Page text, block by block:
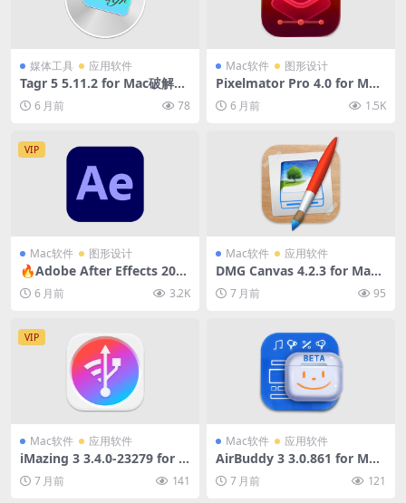
媒体工具 应用软件
Tagr 5 5.11.2 for Mac破解版
(音乐标签管理和编辑软件)
6 月前 78
Mac软件 图形设计
Pixelmator Pro 4.0 for Mac
破解版 (图片处理编辑软件)
6 月前 1.5K
VIP
Mac软件 图形设计
🔥Adobe After Effects 202
6.0.0 for Mac中文破解版 (视
频合成及特效制作软件)
6 月前 3.2K
Mac软件 应用软件
DMG Canvas 4.2.3 for Mac
破解版 (可视化磁盘映像DMG
打包软件)
7 月前 95
VIP
Mac软件 应用软件
iMazing 3 3.4.0-23279 for M
ac破解版 (iOS设备全能数据管
理备份软件)
7 月前 141
Mac软件 应用软件
AirBuddy 3 3.0.861 for Mac
中文破解版 (AirPods状态管
理软件)
7 月前 121